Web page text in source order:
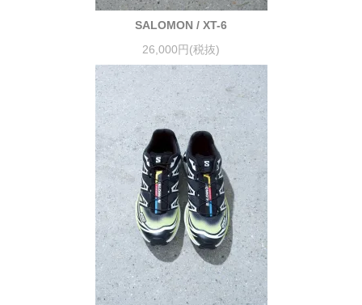
SALOMON / XT-6
26,000円(税抜)